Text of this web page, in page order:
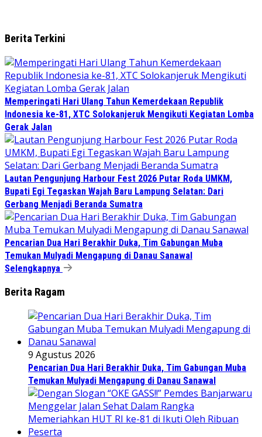
Berita Terkini
Memperingati Hari Ulang Tahun Kemerdekaan Republik
Indonesia ke-81, XTC Solokanjeruk Mengikuti Kegiatan Lomba
Gerak Jalan
Lautan Pengunjung Harbour Fest 2026 Putar Roda UMKM,
Bupati Egi Tegaskan Wajah Baru Lampung Selatan: Dari
Gerbang Menjadi Beranda Sumatra
Pencarian Dua Hari Berakhir Duka, Tim Gabungan Muba
Temukan Mulyadi Mengapung di Danau Sanawal
Selengkapnya
Berita Ragam
9 Agustus 2026
Pencarian Dua Hari Berakhir Duka, Tim Gabungan Muba
Temukan Mulyadi Mengapung di Danau Sanawal